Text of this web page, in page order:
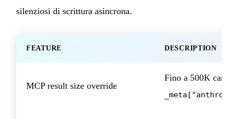
silenziosi di scrittura asincrona.
FEATURE DESCRIPTION
MCP result size override
Fino a 500K